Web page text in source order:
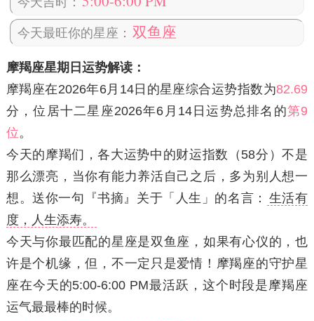
今天最旺你的星座： 双鱼座
摩羯座星期日运势解读：
摩羯座在2026年6月14日 的星座综合运势指数为82.69
分，位居十二星座2026年6月14日运势总排名的第9
位。
今天的摩羯们，各大运势中的财运指数（58分）不是
那么漂亮，当你有能力养活自己之后，多为别人想一
想。送你一句『书摘』关于「人生」的名言： 生活有
度，人生添寿。
今天与你最匹配的星座是双鱼座，如果有心仪的，也
许是个机缘，但，不一定只是爱情！摩羯座的守护星
座在今天的5:00-6:00 PM最活跃，这个时段是摩羯座
运气最最棒的时候。